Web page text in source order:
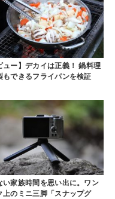
ュー】デカイは正義！ 鍋料理
もできるフライパンを検証
い家族時間を思い出に。ワン
上のミニ三脚「スナップグ